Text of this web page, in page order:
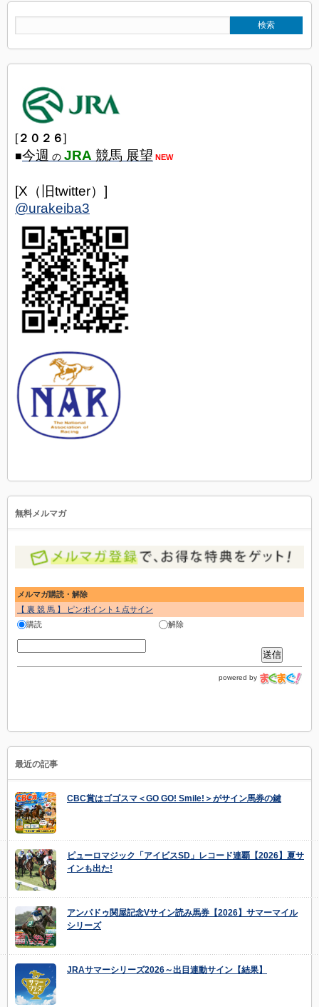
[２０２６]
■今週 の JRA 競馬 展望 NEW
[X（旧twitter）]
@urakeiba3
無料メルマガ
メルマガ購読・解除
【 裏 競 馬 】 ピンポイント１点サイン
購読
解除
powered by
最近の記事
CBC賞はゴゴスマ＜GO GO! Smile!＞がサイン馬券の鍵
ピューロマジック「アイビスSD」レコード連覇【2026】夏サ
インも出た!
アンパドゥ関屋記念Vサイン読み馬券【2026】サマーマイル
シリーズ
JRAサマーシリーズ2026～出目連動サイン【結果】